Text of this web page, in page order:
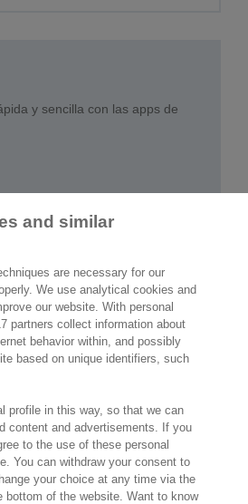
y sencilla con las apps de
dispuestos a
200
and similar
are necessary for our
We use analytical cookies and
our website. With personal
partners collect information about
behavior within, and possibly
based on unique identifiers, such
profile in this way, so that we can
content and advertisements. If you
to the use of these personal
You can withdraw your consent to
your choice at any time via the
bottom of the website. Want to know